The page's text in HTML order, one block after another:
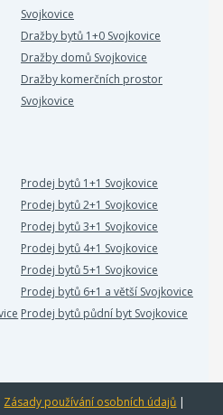
Svojkovice
Dražby bytů 1+0 Svojkovice
Dražby domů Svojkovice
Dražby komerčních prostor
Svojkovice
Prodej bytů 1+1 Svojkovice
Prodej bytů 2+1 Svojkovice
Prodej bytů 3+1 Svojkovice
Prodej bytů 4+1 Svojkovice
Prodej bytů 5+1 Svojkovice
Prodej bytů 6+1 a větší Svojkovice
Prodej bytů půdní byt Svojkovice
Zásady používání osobních údajů |